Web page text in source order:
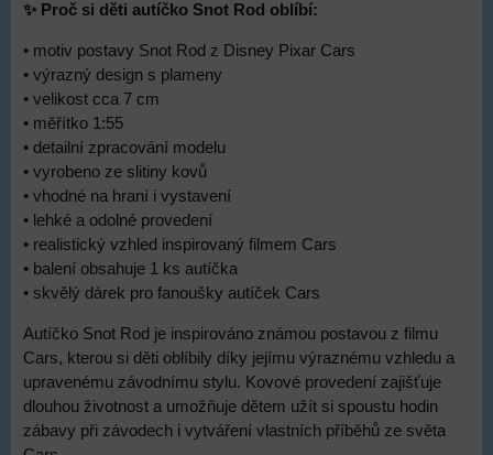
✨ Proč si děti autíčko Snot Rod oblíbí:
• motiv postavy Snot Rod z Disney Pixar Cars
• výrazný design s plameny
• velikost cca 7 cm
• měřítko 1:55
• detailní zpracování modelu
• vyrobeno ze slitiny kovů
• vhodné na hraní i vystavení
• lehké a odolné provedení
• realistický vzhled inspirovaný filmem Cars
• balení obsahuje 1 ks autíčka
• skvělý dárek pro fanoušky autíček Cars
Autíčko Snot Rod je inspirováno známou postavou z filmu
Cars, kterou si děti oblíbily díky jejímu výraznému vzhledu a
upravenému závodnímu stylu. Kovové provedení zajišťuje
dlouhou životnost a umožňuje dětem užít si spoustu hodin
zábavy při závodech i vytváření vlastních příběhů ze světa